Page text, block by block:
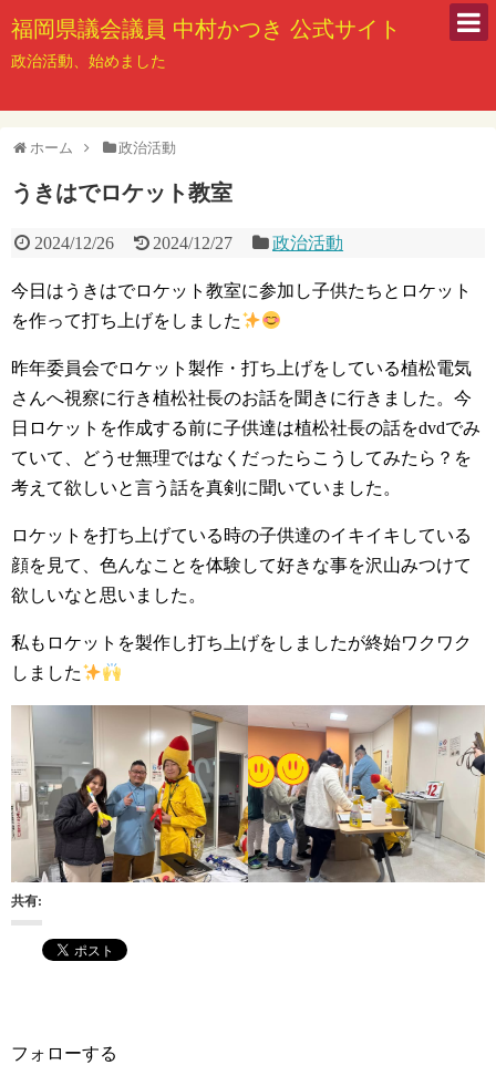
福岡県議会議員 中村かつき 公式サイト
政治活動、始めました
ホーム 政治活動
うきはでロケット教室
2024/12/26 2024/12/27 政治活動
今日はうきはでロケット教室に参加し子供たちとロケット
を作って打ち上げをしました
昨年委員会でロケット製作・打ち上げをしている植松電気
さんへ視察に行き植松社長のお話を聞きに行きました。今
日ロケットを作成する前に子供達は植松社長の話をdvdでみ
ていて、どうせ無理ではなくだったらこうしてみたら？を
考えて欲しいと言う話を真剣に聞いていました。
ロケットを打ち上げている時の子供達のイキイキしている
顔を見て、色んなことを体験して好きな事を沢山みつけて
欲しいなと思いました。
私もロケットを製作し打ち上げをしましたが終始ワクワク
しました
共有:
フォローする